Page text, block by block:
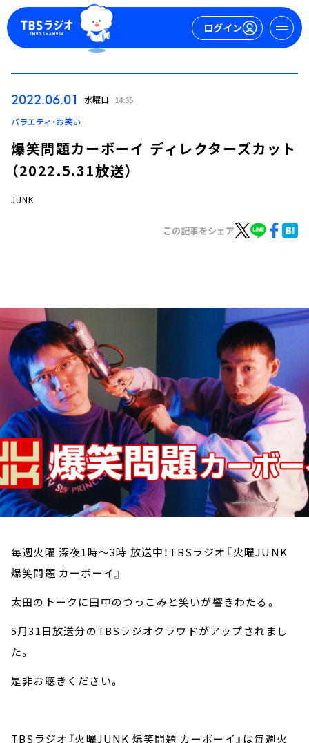
ログイン
ログイン
お知らせ
イベント・グッズ
YouTube
会社情報
2022.06.01 水曜日 14:35
バラエティ・お笑い
爆笑問題カーボーイ ディレクターズカット
（2022.5.31放送）
JUNK
この記事をシェア
毎週火曜 深夜1時～3時 放送中！TBSラジオ『火曜JUNK
爆笑問題 カーボーイ』
太田のトークに田中のつっこみと笑いが響きわたる。
5月31日放送分のTBSラジオクラウドがアップされまし
た。
是非お聴きください。
TBSラジオ『火曜JUNK 爆笑問題 カーボーイ』は毎週火